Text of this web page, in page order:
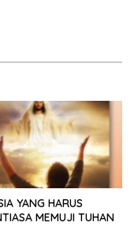
YANG HARUS
MEMUJI TUHAN